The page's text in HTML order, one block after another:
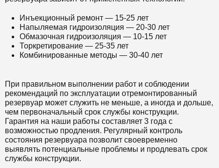
Инъекционный ремонт — 15-25 лет
Напыляемая гидроизоляция — 20-30 лет
Обмазочная гидроизоляция — 10-15 лет
Торкретирование — 25-35 лет
Комбинированные методы — 30-40 лет
При правильном выполнении работ и соблюдении
рекомендаций по эксплуатации отремонтированный
резервуар может служить не меньше, а иногда и дольше,
чем первоначальный срок службы конструкции.
Гарантия на наши работы составляет 3 года с
возможностью продления. Регулярный контроль
состояния резервуара позволит своевременно
выявлять потенциальные проблемы и продлевать срок
службы конструкции.